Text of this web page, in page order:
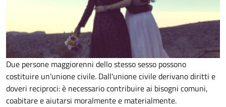
Due persone maggiorenni dello stesso sesso possono
costituire un'unione civile. Dall'unione civile derivano diritti e
doveri reciproci: è necessario contribuire ai bisogni comuni,
coabitare e aiutarsi moralmente e materialmente.